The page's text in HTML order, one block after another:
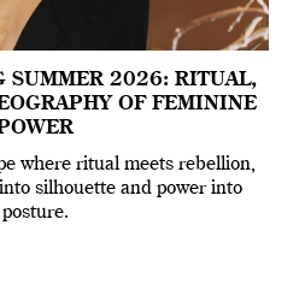
SUMMER 2026: RITUAL,
OF FEMININE
where ritual meets rebellion,
silhouette and power into
posture.